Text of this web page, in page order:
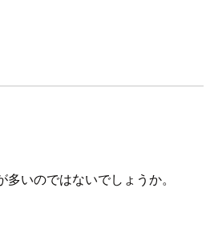
いのではないでしょうか。